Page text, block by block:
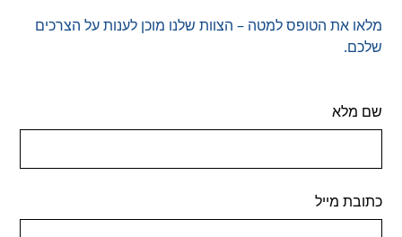
מלאו את הטופס למטה – הצוות שלנו מוכן לענות על הצרכים
שלכם.
שם מלא
כתובת מייל